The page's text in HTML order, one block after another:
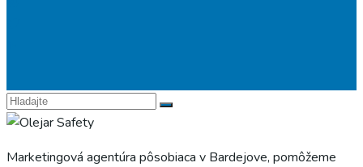
Marketingová agentúra pôsobiaca v Bardejove, pomôžeme